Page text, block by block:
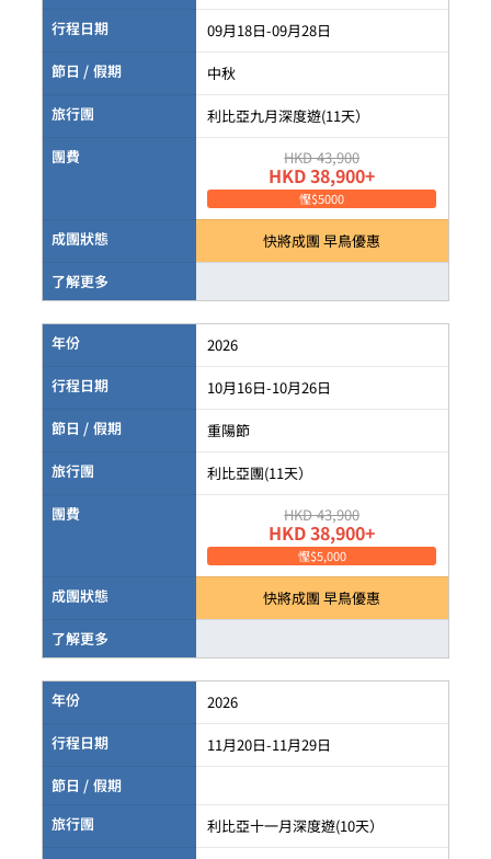
行程日期
09月18日-09月28日
節日 / 假期
中秋
旅行團
利比亞九月深度遊(11天）
團費
HKD 43,900
HKD 38,900+
慳$5000
成團狀態
快將成團 早鳥優惠
了解更多
年份
2026
行程日期
10月16日-10月26日
節日 / 假期
重陽節
旅行團
利比亞團(11天）
團費
HKD 43,900
HKD 38,900+
慳$5,000
成團狀態
快將成團 早鳥優惠
了解更多
年份
2026
行程日期
11月20日-11月29日
節日 / 假期
旅行團
利比亞十一月深度遊(10天）